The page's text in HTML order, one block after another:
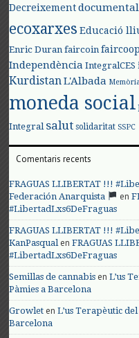
Decreixement documental
ecoxarxes Educació
Enric Duran faircoin faircoop
Independència IntegralCES
Kurdistan L'Albada
moneda social
Integral salut solidaritat SSPC
Comentaris recents
FRAGUAS LLIBERTAT !!!
Federación Anarquista
en
#LibertadLxs6DeFraguas
FRAGUAS LLIBERTAT !!!
KanPasqualenFRAGUAS
#LibertadLxs6DeFraguas
Semillas de cannabis enL’us
Pàmies a Barcelona
Growlet enL’us Terapèutic
Barcelona